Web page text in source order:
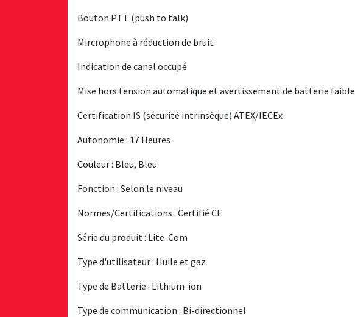
Bouton PTT (push to talk)
Mircrophone à réduction de bruit
Indication de canal occupé
Mise hors tension automatique et avertissement de batterie faible
Certification IS (sécurité intrinsèque) ATEX/IECEx
Autonomie : 17 Heures
Couleur : Bleu, Bleu
Fonction : Selon le niveau
Normes/Certifications : Certifié CE
Série du produit : Lite-Com
Type d'utilisateur : Huile et gaz
Type de Batterie : Lithium-ion
Type de communication : Bi-directionnel